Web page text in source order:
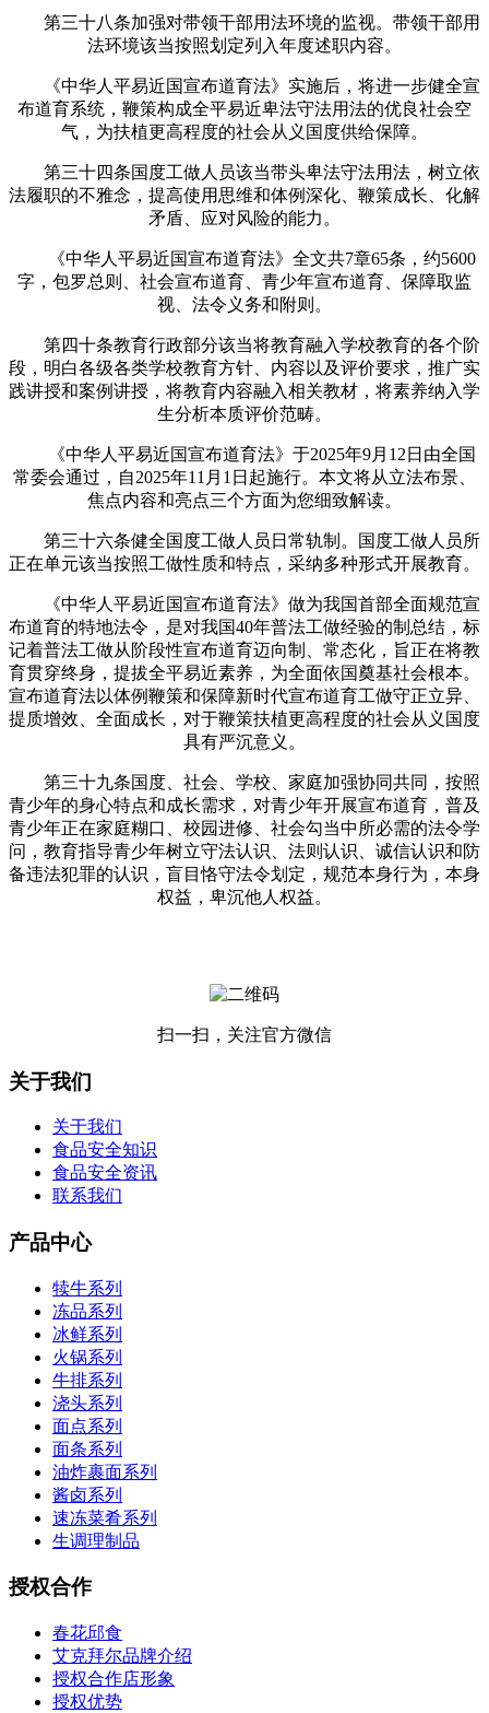
第三十八条加强对带领干部用法环境的监视。带领干部用
法环境该当按照划定列入年度述职内容。
《中华人平易近国宣布道育法》实施后，将进一步健全宣
布道育系统，鞭策构成全平易近卑法守法用法的优良社会空
气，为扶植更高程度的社会从义国度供给保障。
第三十四条国度工做人员该当带头卑法守法用法，树立依
法履职的不雅念，提高使用思维和体例深化、鞭策成长、化解
矛盾、应对风险的能力。
《中华人平易近国宣布道育法》全文共7章65条，约5600
字，包罗总则、社会宣布道育、青少年宣布道育、保障取监
视、法令义务和附则。
第四十条教育行政部分该当将教育融入学校教育的各个阶
段，明白各级各类学校教育方针、内容以及评价要求，推广实
践讲授和案例讲授，将教育内容融入相关教材，将素养纳入学
生分析本质评价范畴。
《中华人平易近国宣布道育法》于2025年9月12日由全国
常委会通过，自2025年11月1日起施行。本文将从立法布景、
焦点内容和亮点三个方面为您细致解读。
第三十六条健全国度工做人员日常轨制。国度工做人员所
正在单元该当按照工做性质和特点，采纳多种形式开展教育。
《中华人平易近国宣布道育法》做为我国首部全面规范宣
布道育的特地法令，是对我国40年普法工做经验的制总结，标
记着普法工做从阶段性宣布道育迈向制、常态化，旨正在将教
育贯穿终身，提拔全平易近素养，为全面依国奠基社会根本。
宣布道育法以体例鞭策和保障新时代宣布道育工做守正立异、
提质增效、全面成长，对于鞭策扶植更高程度的社会从义国度
具有严沉意义。
第三十九条国度、社会、学校、家庭加强协同共同，按照
青少年的身心特点和成长需求，对青少年开展宣布道育，普及
青少年正在家庭糊口、校园进修、社会勾当中所必需的法令学
问，教育指导青少年树立守法认识、法则认识、诚信认识和防
备违法犯罪的认识，盲目恪守法令划定，规范本身行为，本身
权益，卑沉他人权益。
扫一扫，关注官方微信
关于我们
关于我们
食品安全知识
食品安全资讯
联系我们
产品中心
犊牛系列
冻品系列
冰鲜系列
火锅系列
牛排系列
浇头系列
面点系列
面条系列
油炸裹面系列
酱卤系列
速冻菜肴系列
生调理制品
授权合作
春花邱食
艾克拜尔品牌介绍
授权合作店形象
授权优势